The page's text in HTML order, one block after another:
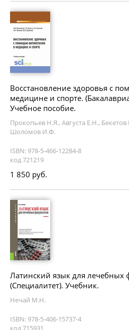
Восстановление здоровья с
медицине и спорте.
Учебное пособие.
Прокопьев Н.Я., Августа Е.Н.,
Шоломов И.Ф.
ISBN: 978-5-466-12284-8
код 721219
1 850 руб.
Латинский язык для лечебных
(Специалитет). Учебник.
Нечай М.Н.
ISBN: 978-5-406-15737-4
код 715931